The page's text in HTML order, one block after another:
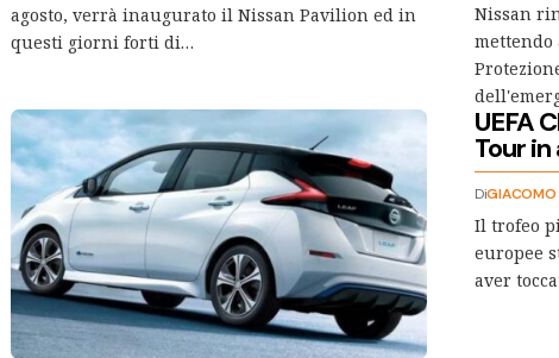
agosto, verrà inaugurato il Nissan Pavilion ed in
questi giorni forti di…
Nissan
mettendo
UEFA
Tour in
DiGIACOMO
Il trofeo
europee
aver